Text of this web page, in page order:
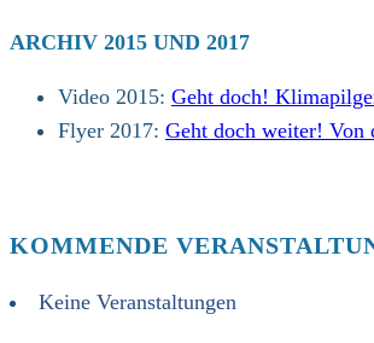
ARCHIV 2015 UND 2017
Video 2015: Geht doch!
Flyer 2017: Geht doch weiter!
KOMMENDE
Keine Veranstaltungen